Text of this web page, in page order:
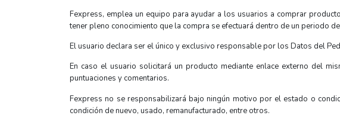
Fexpress, emplea un equipo para ayudar a los usuarios a comprar
tener pleno conocimiento que la compra se efectuará dentro de un periodo
El usuario declara ser el único y exclusivo responsable por los Datos del
En caso el usuario solicitará un producto mediante enlace externo del
puntuaciones y comentarios.
Fexpress no se responsabilizará bajo ningún motivo por el estado o
condición de nuevo, usado, remanufacturado, entre otros.